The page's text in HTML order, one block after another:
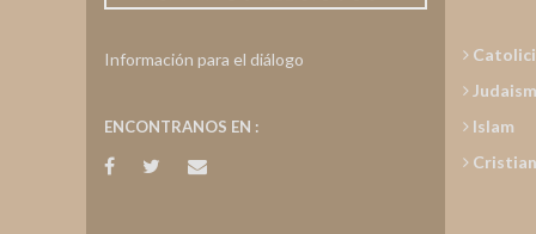
Información para el diálogo
ENCONTRANOS EN :
Islam